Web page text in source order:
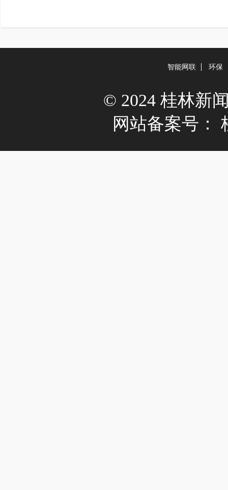
智能网联 环保
© 2024 桂林新
网站备案号：